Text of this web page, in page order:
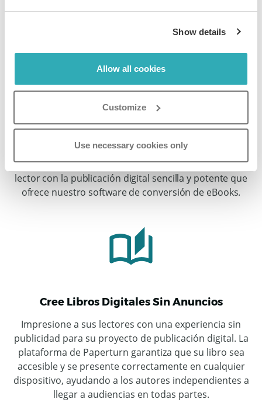
Show details
Allow all cookies
Customize
Use necessary cookies only
Autopublique Experiencias de
Lectura Excepcionales sin
Esfuerzo
Transforme su manuscrito en un libro que atrape al
lector con la publicación digital sencilla y potente que
ofrece nuestro software de conversión de eBooks.
Cree Libros Digitales Sin Anuncios
Impresione a sus lectores con una experiencia sin
publicidad para su proyecto de publicación digital. La
plataforma de Paperturn garantiza que su libro sea
accesible y se presente correctamente en cualquier
dispositivo, ayudando a los autores independientes a
llegar a audiencias en todas partes.